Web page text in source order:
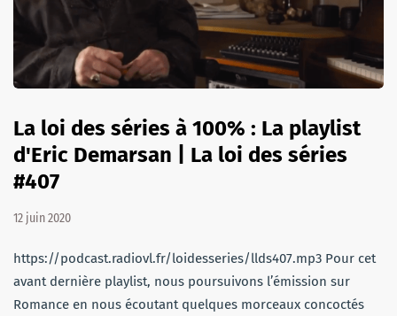
La loi des séries à 100% : La playlist
d'Eric Demarsan | La loi des séries
#407
12 juin 2020
https://podcast.radiovl.fr/loidesseries/llds407.mp3 Pour cet
avant dernière playlist, nous poursuivons l’émission sur
Romance en nous écoutant quelques morceaux concoctés